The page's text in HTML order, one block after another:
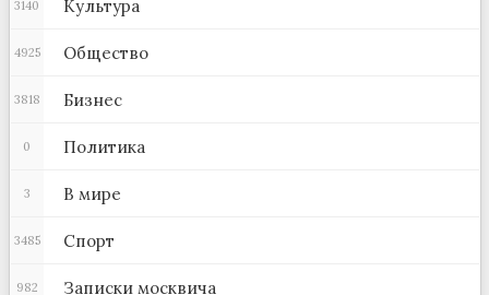
Культура
3140
Общество
4925
Бизнес
3818
Политика
0
В мире
3
Спорт
3485
Записки москвича
982